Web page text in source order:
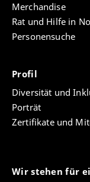
Merchandise
Rat und Hilfe in
Personensuche
Profil
Diversität und
Porträt
Zertifikate und
Wir stehen für